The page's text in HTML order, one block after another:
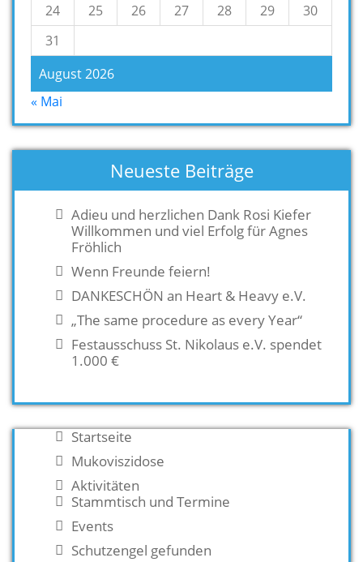
August 2026
24
25 26 27 28 29
30
31
« Mai
Neueste Beiträge
Adieu und herzlichen Dank Rosi Kiefer
Willkommen und viel Erfolg für Agnes
Fröhlich
Wenn Freunde feiern!
DANKESCHÖN an Heart & Heavy e.V.
„The same procedure as every Year“
Festausschuss St. Nikolaus e.V. spendet
1.000 €
Startseite
Mukoviszidose
Aktivitäten
Stammtisch und Termine
Events
Schutzengel gefunden